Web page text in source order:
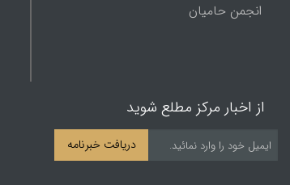
انجمن حامیان
از اخبار مرکز مطلع شوید
دریافت خبرنامه